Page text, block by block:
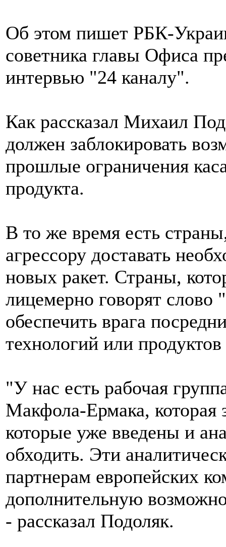
Об этом пишет РБК-
советника главы Офиса
интервью "24 каналу".
Как рассказал Михаил
должен заблокировать
прошлые ограничения
продукта.
В то же время есть
агрессору доставать
новых ракет. Страны,
лицемерно говорят
обеспечить врага
технологий или
"У нас есть рабочая
Макфола-Ермака, которая
которые уже введены и
обходить. Эти
партнерам европейских
дополнительную
- рассказал Подоляк.